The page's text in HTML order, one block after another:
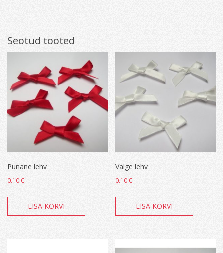
Seotud tooted
Punane lehv
0.10€
LISA KORVI
Valge lehv
0.10€
LISA KORVI